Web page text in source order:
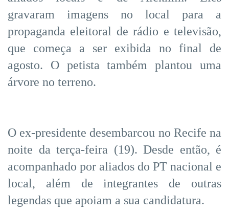
gravaram imagens no local para a
propaganda eleitoral de rádio e televisão,
que começa a ser exibida no final de
agosto. O petista também plantou uma
árvore no terreno.
O ex-presidente desembarcou no Recife na
noite da terça-feira (19). Desde então, é
acompanhado por aliados do PT nacional e
local, além de integrantes de outras
legendas que apoiam a sua candidatura.